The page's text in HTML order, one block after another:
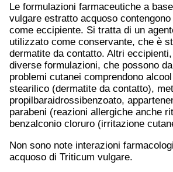
Le formulazioni farmaceutiche a
vulgare estratto acquoso
come eccipiente. Si tratta di un
utilizzato come conservante, che è
dermatite da contatto. Altri
diverse formulazioni, che possono
problemi cutanei comprendono
stearilico (dermatite da contatto),
propilbaraidrossibenzoato,
parabeni (reazioni allergiche anche
benzalconio cloruro (irritazione
Non sono note interazioni
acquoso di Triticum vulgare.